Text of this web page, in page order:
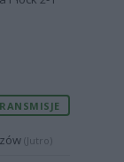
(Jutro)